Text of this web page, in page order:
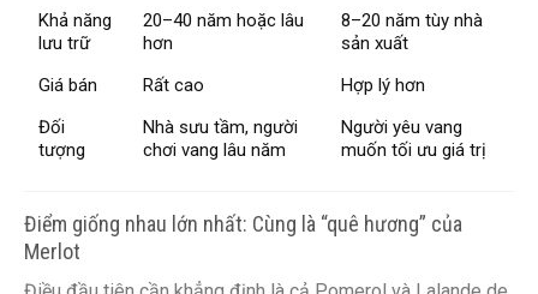
Khả năng
lưu trữ
20–40 năm hoặc lâu
hơn
8–20 năm tùy nhà
sản xuất
Giá bán
Rất cao
Hợp lý hơn
Đối
tượng
Nhà sưu tầm, người
chơi vang lâu năm
Người yêu vang
muốn tối ưu giá trị
Điểm giống nhau lớn nhất: Cùng là “quê hương” của
Merlot